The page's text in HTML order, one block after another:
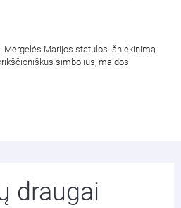
Mergelės Marijos statulos išniekinimą
simbolius, maldos
draugai